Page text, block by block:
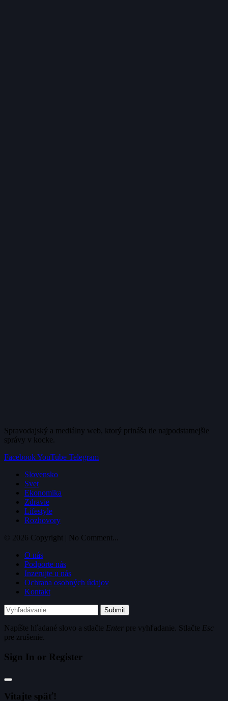
Spravodajský a mediálny web, ktorý prináša tie najpodstatnejšie
správy v kocke.
FacebookYouTube Telegram
Slovensko
Svet
Ekonomika
Zdravie
Lifestyle
Rozhovory
© 2026 Copyright | No Comment...
O nás
Podporte nás
Inzerujte u nás
Ochrana osobných údajov
Kontakt
Submit
Napíšte hľadané slovo a stlačte Enter pre vyhľadanie. Stlačte Esc
pre zrušenie.
Sign In or Register
Vitajte späť!